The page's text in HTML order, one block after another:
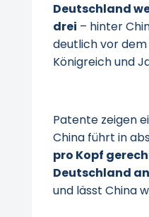
Deutschland
drei – hinter
deutlich vor
Königreich und
Patente zeigen
China führt in
pro Kopf
Deutschland
und lässt China